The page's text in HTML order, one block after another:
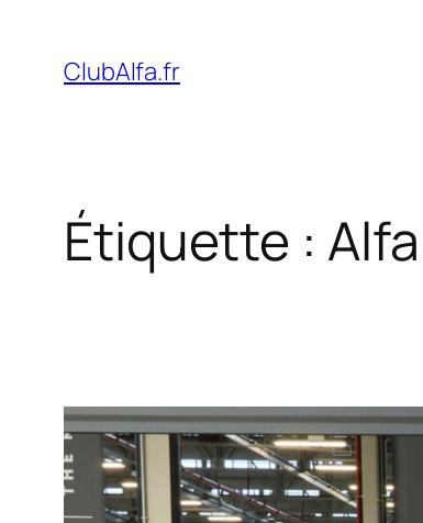
contenu
ClubAlfa.fr
Étiquette :